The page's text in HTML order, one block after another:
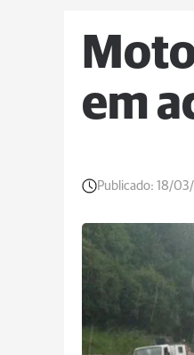
em
Publicado: 18/